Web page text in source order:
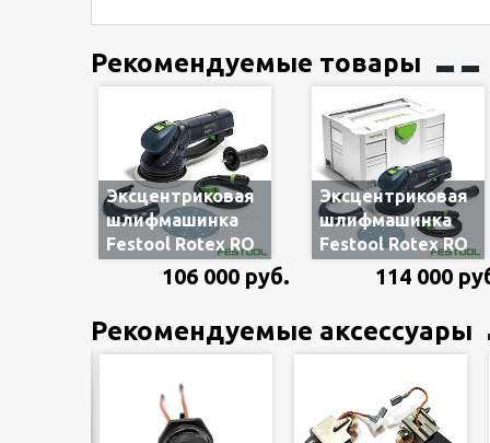
Рекомендуемые товары
Эксцентриковая
шлифмашинка
Festool Rotex RO
150 FEQ 575066
комплектация в
коробке
106 000 руб.
Эксцентриковая
шлифмашинка
Festool Rotex RO
150 FEQ-Plus
576017 «3-в-1», с
систейнере
114 000
Рекомендуемые аксессуары